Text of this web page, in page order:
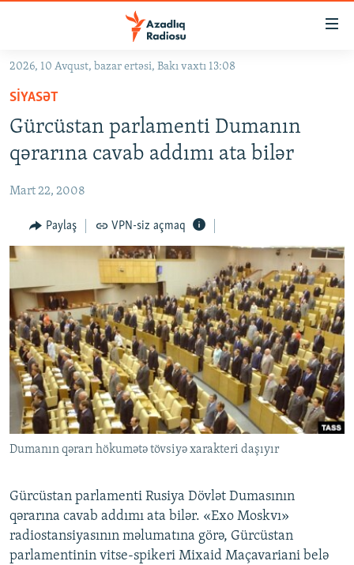
Əsas
qayıt
Əsas
qayıt
GÜNDƏM
KORRUPSIOMETR
#ƏSLINDƏ
FƏRQƏ BAX
QANUNI DOĞRU
ARAŞDIRMA
MULTIMEDIA
VIDEO
FOTOQALEREYA
İNFOQRAFIKA
KARIKATURA
RADIO ARXIV
OXU ZALI
AZƏRBAYCAN ƏDƏBIYYATI KITABXANASI
İSLAM VƏ DEMOKRATIYA
İZ - MƏDƏNIYYƏT PROQRAMI
HAQQIMIZDA
MISSIYAMIZ
PEŞƏ ETIKASI VƏ JURNALISTIKA STANDARTLARIMIZ
MATERIALLARIMIZDAN ISTIFADƏ
AZADLIQRADIOSU MOBIL TELEFONUNUZDA
XƏBƏR BÜLLETENLƏRIMIZ
BIZI IZLƏ
RFE/RL-in bütün saytları
2026, 10 Avqust, bazar ertəsi, Bakı vaxtı 13:08
SIYASƏT
Gürcüstan parlamenti Dumanın
qərarına cavab addımı ata bilər
Mart 22, 2008
Paylaş VPN-siz açmaq
Dumanın qərarı hökumətə tövsiyə xarakteri daşıyır
Gürcüstan parlamenti Rusiya Dövlət Dumasının
qərarına cavab addımı ata bilər. «Exo Moskvı»
radiostansiyasının məlumatına görə, Gürcüstan
parlamentinin vitse-spikeri Mixaid Maçavariani belə